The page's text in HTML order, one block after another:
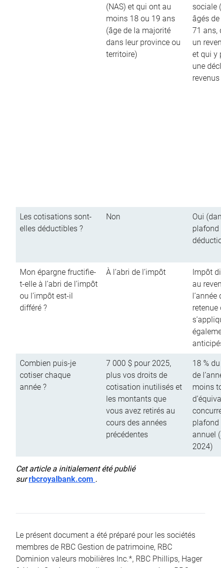
(NAS) et qui ont au
moins 18 ou 19 ans
(âge de la majorité
dans leur province ou
territoire)
sociale
âgés
71 ans,
un
et qui y
une
revenus
Les cotisations sont-
elles déductibles ?
Non
Oui
plafond
Mon épargne fructifie-
t-elle à l’abri de l’impôt
ou l’impôt est-il
différé ?
À l’abri de l’impôt
Impôt
au
retenue
Combien puis-je
cotiser chaque
année ?
7 000 $ pour 2025,
plus vos droits de
cotisation inutilisés et
les montants que
vous avez retirés au
cours des années
précédentes
18 %
de
moins
annuel
2024)
Cet article a initialement été publié
surrbcroyalbank.com .
Le présent document a été préparé pour les sociétés
membres de RBC Gestion de patrimoine, RBC
Dominion valeurs mobilières Inc.*, RBC Phillips, Hager